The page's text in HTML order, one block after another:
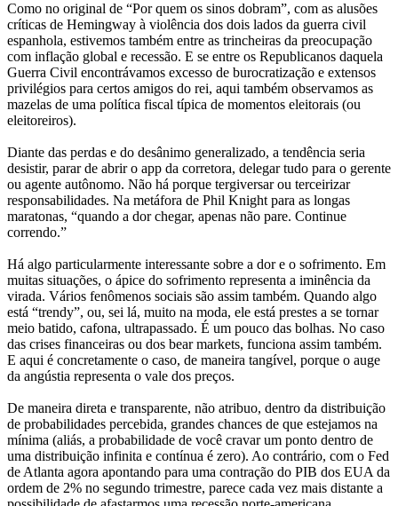
Como no original de “Por quem os sinos dobram”, com as alusões
críticas de Hemingway à violência dos dois lados da guerra civil
espanhola, estivemos também entre as trincheiras da preocupação
com inflação global e recessão. E se entre os Republicanos daquela
Guerra Civil encontrávamos excesso de burocratização e extensos
privilégios para certos amigos do rei, aqui também observamos as
mazelas de uma política fiscal típica de momentos eleitorais (ou
eleitoreiros).
Diante das perdas e do desânimo generalizado, a tendência seria
desistir, parar de abrir o app da corretora, delegar tudo para o gerente
ou agente autônomo. Não há porque tergiversar ou terceirizar
responsabilidades. Na metáfora de Phil Knight para as longas
maratonas, “quando a dor chegar, apenas não pare. Continue
correndo.”
Há algo particularmente interessante sobre a dor e o sofrimento. Em
muitas situações, o ápice do sofrimento representa a iminência da
virada. Vários fenômenos sociais são assim também. Quando algo
está “trendy”, ou, sei lá, muito na moda, ele está prestes a se tornar
meio batido, cafona, ultrapassado. É um pouco das bolhas. No caso
das crises financeiras ou dos bear markets, funciona assim também.
E aqui é concretamente o caso, de maneira tangível, porque o auge
da angústia representa o vale dos preços.
De maneira direta e transparente, não atribuo, dentro da distribuição
de probabilidades percebida, grandes chances de que estejamos na
mínima (aliás, a probabilidade de você cravar um ponto dentro de
uma distribuição infinita e contínua é zero). Ao contrário, com o Fed
de Atlanta agora apontando para uma contração do PIB dos EUA da
ordem de 2% no segundo trimestre, parece cada vez mais distante a